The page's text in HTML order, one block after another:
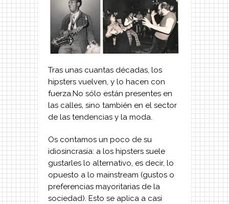
Tras unas cuantas décadas, los
hipsters vuelven, y lo hacen con
fuerza.No sólo están presentes en
las calles, sino también en el sector
de las tendencias y la moda.
Os contamos un poco de su
idiosincrasia: a los hipsters suele
gustarles lo alternativo, es decir, lo
opuesto a lo mainstream (gustos o
preferencias mayoritarias de la
sociedad). Esto se aplica a casi